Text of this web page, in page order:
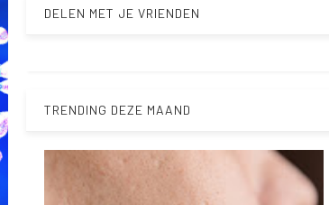
DELEN MET JE VRIENDEN
TRENDING DEZE MAAND